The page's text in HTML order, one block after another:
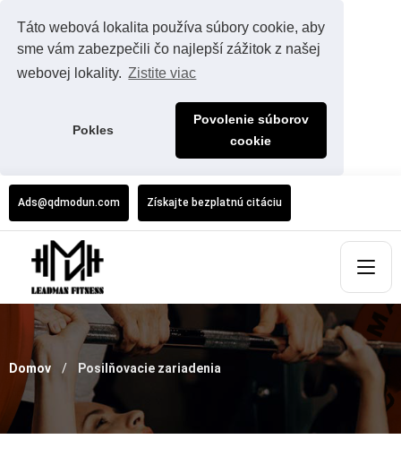
Táto webová lokalita používa súbory cookie, aby
sme vám zabezpečili čo najlepší zážitok z našej
webovej lokality. Zistite viac
Pokles
Povolenie súborov
cookie
Ads@qdmodun.com Získajte bezplatnú citáciu
Domov Posilňovacie zariadenia